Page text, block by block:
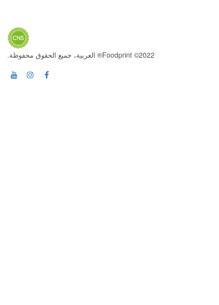
2022© Foodprint® العربية، جميع الحقوق محفوظة.